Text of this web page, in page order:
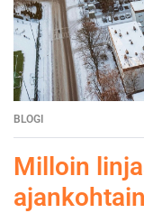
BLOGI
Milloin